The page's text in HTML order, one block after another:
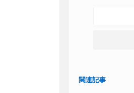
関連記事